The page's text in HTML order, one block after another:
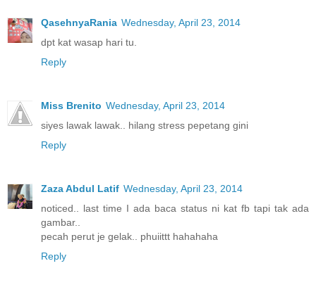
QasehnyaRania Wednesday, April 23, 2014
dpt kat wasap hari tu.
Reply
Miss Brenito Wednesday, April 23, 2014
siyes lawak lawak.. hilang stress pepetang gini
Reply
Zaza Abdul Latif Wednesday, April 23, 2014
noticed.. last time I ada baca status ni kat fb tapi tak ada
gambar..
pecah perut je gelak.. phuiittt hahahaha
Reply